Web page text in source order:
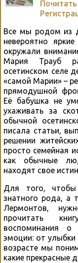
Все мы родом из
невероятно
окружали
Мария Трауб
осетинском селе
«самой Марии» –
прямодушной
Её бабушка не
ухаживать за
обычной
писала статьи,
решении
просто семейная
как обычные
находят свое
Для того, чтобы
знатного рода, а
Лермонтов,
прочитать
воспоминания о
эмоции: от улыбки
возрасте мы
какие